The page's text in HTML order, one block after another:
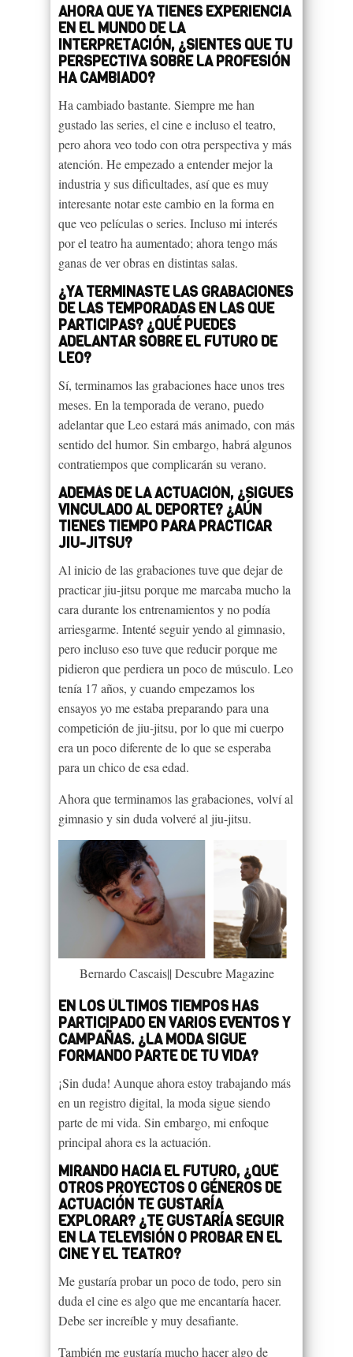
AHORA QUE YA TIENES EXPERIENCIA
EN EL MUNDO DE LA
INTERPRETACIÓN, ¿SIENTES QUE TU
PERSPECTIVA SOBRE LA PROFESIÓN
HA CAMBIADO?
Ha cambiado bastante. Siempre me han
gustado las series, el cine e incluso el teatro,
pero ahora veo todo con otra perspectiva y más
atención. He empezado a entender mejor la
industria y sus dificultades, así que es muy
interesante notar este cambio en la forma en
que veo películas o series. Incluso mi interés
por el teatro ha aumentado; ahora tengo más
ganas de ver obras en distintas salas.
¿YA TERMINASTE LAS GRABACIONES
DE LAS TEMPORADAS EN LAS QUE
PARTICIPAS? ¿QUÉ PUEDES
ADELANTAR SOBRE EL FUTURO DE
LEO?
Sí, terminamos las grabaciones hace unos tres
meses. En la temporada de verano, puedo
adelantar que Leo estará más animado, con más
sentido del humor. Sin embargo, habrá algunos
contratiempos que complicarán su verano.
ADEMÁS DE LA ACTUACIÓN, ¿SIGUES
VINCULADO AL DEPORTE? ¿AÚN
TIENES TIEMPO PARA PRACTICAR
JIU-JITSU?
Al inicio de las grabaciones tuve que dejar de
practicar jiu-jitsu porque me marcaba mucho la
cara durante los entrenamientos y no podía
arriesgarme. Intenté seguir yendo al gimnasio,
pero incluso eso tuve que reducir porque me
pidieron que perdiera un poco de músculo. Leo
tenía 17 años, y cuando empezamos los
ensayos yo me estaba preparando para una
competición de jiu-jitsu, por lo que mi cuerpo
era un poco diferente de lo que se esperaba
para un chico de esa edad.
Ahora que terminamos las grabaciones, volví al
gimnasio y sin duda volveré al jiu-jitsu.
Bernardo Cascais|| Descubre Magazine
EN LOS ÚLTIMOS TIEMPOS HAS
PARTICIPADO EN VARIOS EVENTOS Y
CAMPAÑAS. ¿LA MODA SIGUE
FORMANDO PARTE DE TU VIDA?
¡Sin duda! Aunque ahora estoy trabajando más
en un registro digital, la moda sigue siendo
parte de mi vida. Sin embargo, mi enfoque
principal ahora es la actuación.
MIRANDO HACIA EL FUTURO, ¿QUÉ
OTROS PROYECTOS O GÉNEROS DE
ACTUACIÓN TE GUSTARÍA
EXPLORAR? ¿TE GUSTARÍA SEGUIR
EN LA TELEVISIÓN O PROBAR EN EL
CINE Y EL TEATRO?
Me gustaría probar un poco de todo, pero sin
duda el cine es algo que me encantaría hacer.
Debe ser increíble y muy desafiante.
También me gustaría mucho hacer algo de